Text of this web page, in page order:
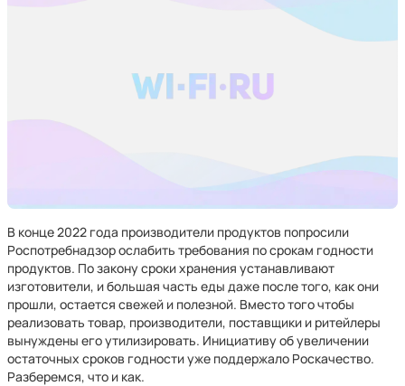
В конце 2022 года производители продуктов попросили
Роспотребнадзор ослабить требования по срокам годности
продуктов. По закону сроки хранения устанавливают
изготовители, и большая часть еды даже после того, как они
прошли, остается свежей и полезной. Вместо того чтобы
реализовать товар, производители, поставщики и ритейлеры
вынуждены его утилизировать. Инициативу об увеличении
остаточных сроков годности уже поддержало Роскачество.
Разберемся, что и как.